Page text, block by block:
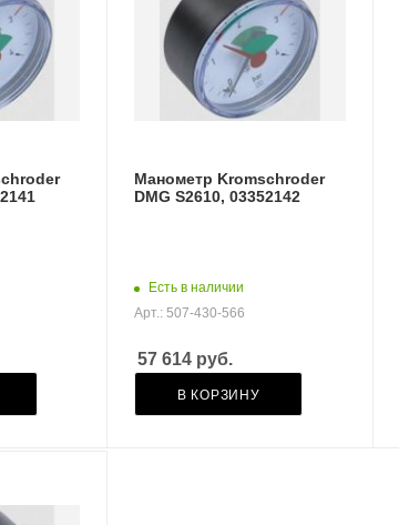
Манометр Kromschroder
DMG S2610, 03352142
Есть в наличии
Арт.: 507-430-566
57 614 руб.
В КОРЗИНУ